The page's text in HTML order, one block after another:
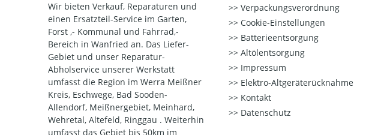
Wir bieten Verkauf, Reparaturen und
einen Ersatzteil-Service im Garten,
Forst ,- Kommunal und Fahrrad,-
Bereich in Wanfried an. Das Liefer-
Gebiet und unser Reparatur-
Abholservice unserer Werkstatt
umfasst die Region im Werra Meißner
Kreis, Eschwege, Bad Sooden-
Allendorf, Meißnergebiet, Meinhard,
Wehretal, Altefeld, Ringgau . Weiterhin
umfasst das Gebiet bis 50km im
Verpackungsverordnung
Cookie-Einstellungen
Batterieentsorgung
Altölentsorgung
Impressum
Elektro-Altgeräterücknahme
Kontakt
Datenschutz